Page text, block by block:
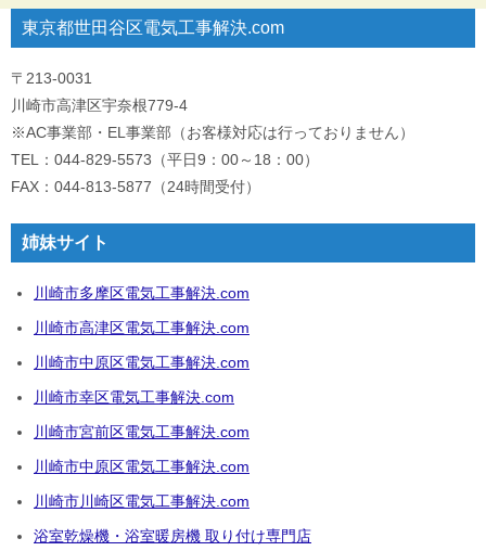
東京都世田谷区電気工事解決.com
〒213-0031
川崎市高津区宇奈根779-4
※AC事業部・EL事業部（お客様対応は行っておりません）
TEL：044-829-5573（平日9：00～18：00）
FAX：044-813-5877（24時間受付）
姉妹サイト
川崎市多摩区電気工事解決.com
川崎市高津区電気工事解決.com
川崎市中原区電気工事解決.com
川崎市幸区電気工事解決.com
川崎市宮前区電気工事解決.com
川崎市中原区電気工事解決.com
川崎市川崎区電気工事解決.com
浴室乾燥機・浴室暖房機 取り付け専門店